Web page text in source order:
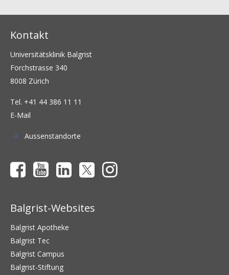
Kontakt
Universitätsklinik Balgrist
Forchstrasse 340
8008 Zürich
Tel. +41 44 386 11 11
E-Mail
Aussenstandorte
Balgrist-Websites
Balgrist Apotheke
Balgrist Tec
Balgrist Campus
Balgrist-Stiftung